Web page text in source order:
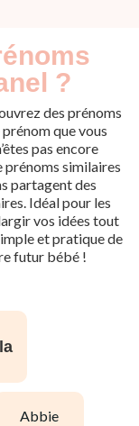
?
des prénoms
que vous
pas encore
similaires
partagent des
Idéal pour les
vos idées tout
et pratique de
futur bébé !
abbie